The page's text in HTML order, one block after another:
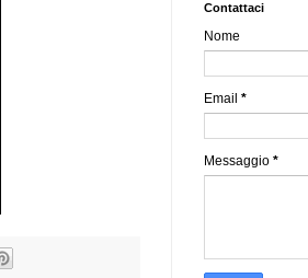
Contattaci
Nome
Email *
Messaggio *